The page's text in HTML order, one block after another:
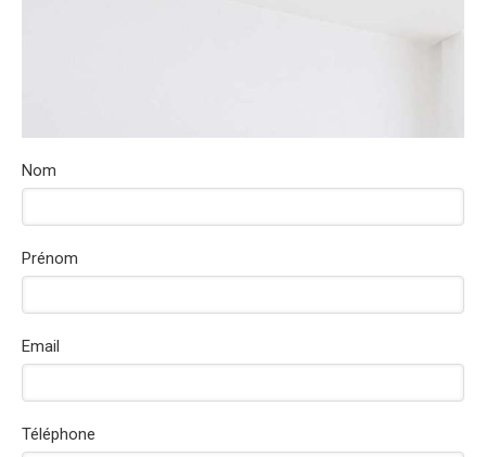
Nom
Prénom
Email
Téléphone